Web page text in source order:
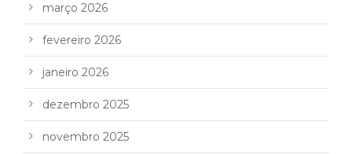
março 2026
fevereiro 2026
janeiro 2026
dezembro 2025
novembro 2025